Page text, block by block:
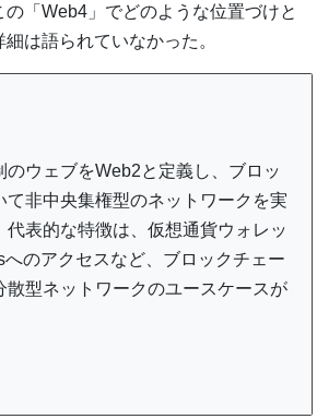
「Web4」でどのような位置づけと
は語られていなかった。
のウェブをWeb2と定義し、ブロッ
て非中央集権型のネットワークを実
代表的な特徴は、仮想通貨ウォレッ
へのアクセスなど、ブロックチェー
散型ネットワークのユースケースが